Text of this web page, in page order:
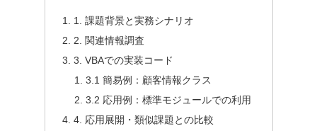
1. 課題背景と実務シナリオ
2. 関連情報調査
3. VBAでの実装コード
3.1 簡易例：顧客情報クラス
3.2 応用例：標準モジュールでの利用
4. 応用展開・類似課題との比較